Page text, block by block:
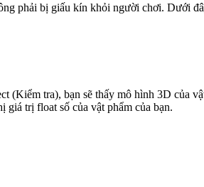
phải bị giấu kín khỏi người chơi. Dưới
(Kiểm tra), bạn sẽ thấy mô hình 3D của
giá trị float số của vật phẩm của bạn.